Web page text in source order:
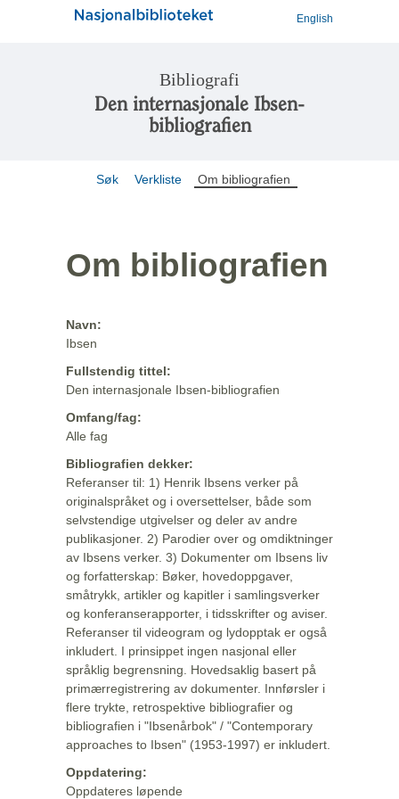
English
Bibliografi
Den internasjonale Ibsen-
bibliografien
Søk Verkliste Om bibliografien
Om bibliografien
Navn:
Ibsen
Fullstendig tittel:
Den internasjonale Ibsen-bibliografien
Omfang/fag:
Alle fag
Bibliografien dekker:
Referanser til: 1) Henrik Ibsens verker på
originalspråket og i oversettelser, både som
selvstendige utgivelser og deler av andre
publikasjoner. 2) Parodier over og omdiktninger
av Ibsens verker. 3) Dokumenter om Ibsens liv
og forfatterskap: Bøker, hovedoppgaver,
småtrykk, artikler og kapitler i samlingsverker
og konferanserapporter, i tidsskrifter og aviser.
Referanser til videogram og lydopptak er også
inkludert. I prinsippet ingen nasjonal eller
språklig begrensning. Hovedsaklig basert på
primærregistrering av dokumenter. Innførsler i
flere trykte, retrospektive bibliografier og
bibliografien i "Ibsenårbok" / "Contemporary
approaches to Ibsen" (1953-1997) er inkludert.
Oppdatering:
Oppdateres løpende